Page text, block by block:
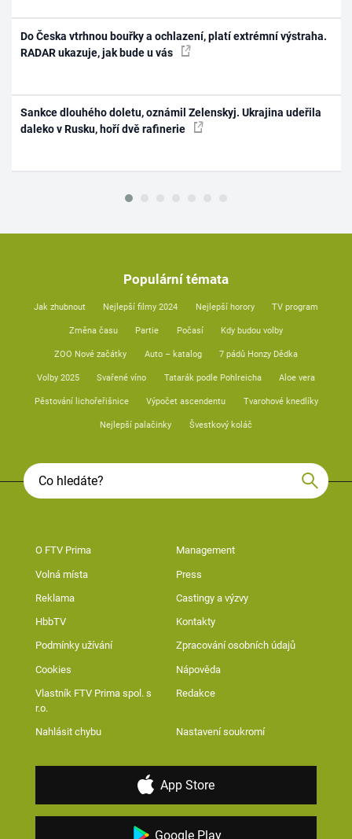
Do Česka vtrhnou bouřky a ochlazení, platí extrémní výstraha.
RADAR ukazuje, jak bude u vás
Sankce dlouhého doletu, oznámil Zelenskyj. Ukrajina udeřila
daleko v Rusku, hoří dvě rafinerie
Populární témata
Jak zhubnout Nejlepší filmy 2024 Nejlepší horory TV program
Změna času Partie Počasí Kdy budou volby
ZOO Nové začátky Auto – katalog 7 pádů Honzy Dědka
Volby 2025 Svařené víno Tatarák podle Pohlreicha Aloe vera
Pěstování lichořeřišnice Výpočet ascendentu Tvarohové knedlíky
Nejlepší palačinky Švestkový koláč
O FTV Prima Management
Volná místa Press
Reklama Castingy a výzvy
HbbTV Kontakty
Podmínky užívání Zpracování osobních údajů
Cookies Nápověda
Vlastník FTV Prima spol. s
r.o.
Redakce
Nahlásit chybu Nastavení soukromí
App Store
Google Play